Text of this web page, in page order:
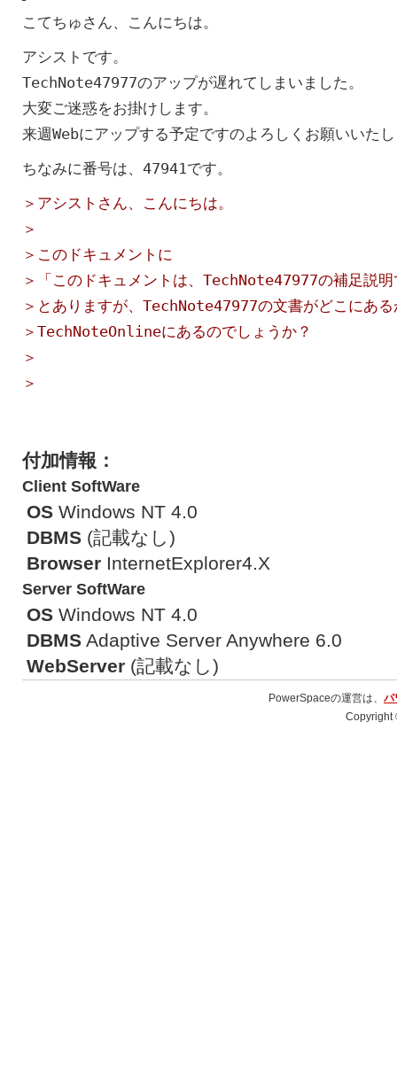
こてちゅさん、こんにちは。
アシストです。
TechNote47977のアップが遅れてしまいました。
大変ご迷惑をお掛けします。
来週Webにアップする予定ですのよろしくお願いいた
ちなみに番号は、47941です。
＞アシストさん、こんにちは。
＞
＞このドキュメントに
＞「このドキュメントは、TechNote47977の補足説
＞とありますが、TechNote47977の文書がどこにあ
＞TechNoteOnlineにあるのでしょうか？
＞
＞
付加情報：
Client SoftWare
OS Windows NT 4.0
DBMS (記載なし)
Browser InternetExplorer4.X
Server SoftWare
OS Windows NT 4.0
DBMS Adaptive Server Anywhere 6.0
WebServer (記載なし)
PowerSpaceの運営は、 パ
Copyright